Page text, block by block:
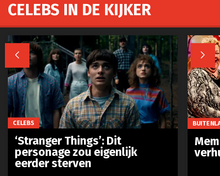
CELEBS IN DE KIJKER
 
CELEBS
‘Stranger Things’: Dit
personage zou eigenlijk
eerder sterven